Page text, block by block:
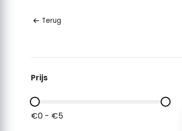
Terug
Prijs
€0 - €5